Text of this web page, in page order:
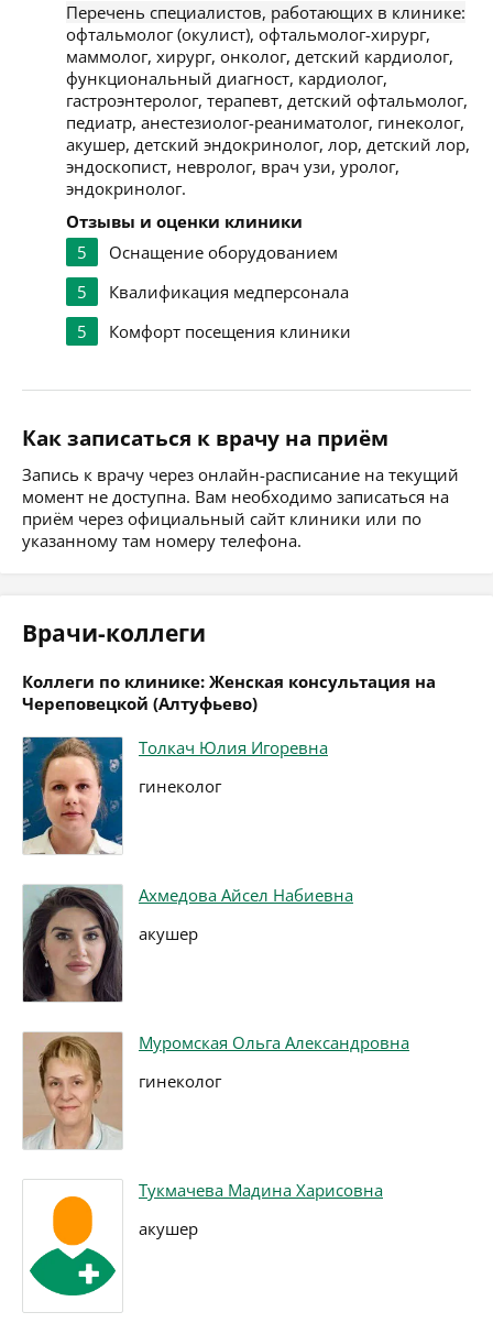
Перечень специалистов, работающих в клинике:
офтальмолог (окулист), офтальмолог-хирург,
маммолог, хирург, онколог, детский кардиолог,
функциональный диагност, кардиолог,
гастроэнтеролог, терапевт, детский офтальмолог,
педиатр, анестезиолог-реаниматолог, гинеколог,
акушер, детский эндокринолог, лор, детский лор,
эндоскопист, невролог, врач узи, уролог,
эндокринолог.
Отзывы и оценки клиники
5
Оснащение оборудованием
5
Квалификация медперсонала
5
Комфорт посещения клиники
Как записаться к врачу на приём
Запись к врачу через онлайн-расписание на текущий
момент не доступна. Вам необходимо записаться на
приём через официальный сайт клиники или по
указанному там номеру телефона.
Врачи-коллеги
Коллеги по клинике: Женская консультация на
Череповецкой (Алтуфьево)
Толкач Юлия Игоревна
гинеколог
Ахмедова Айсел Набиевна
акушер
Муромская Ольга Александровна
гинеколог
Тукмачева Мадина Харисовна
акушер